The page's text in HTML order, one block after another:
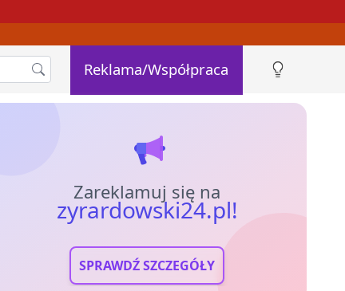
Reklama/Współpraca
Zareklamuj się na
zyrardowski24.pl!
SPRAWDŹ SZCZEGÓŁY